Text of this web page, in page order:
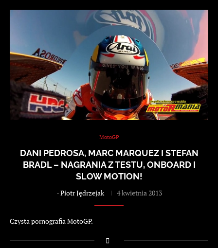
MotoGP
DANI PEDROSA, MARC MARQUEZ I STEFAN
BRADL – NAGRANIA Z TESTU, ONBOARD I
SLOW MOTION!
-Piotr Jędrzejak 4 kwietnia 2013
Czysta pornografia MotoGP.